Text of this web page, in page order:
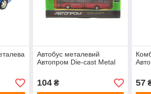
Автобус металевий
Автопром Die-cast Metal
104₴ 57